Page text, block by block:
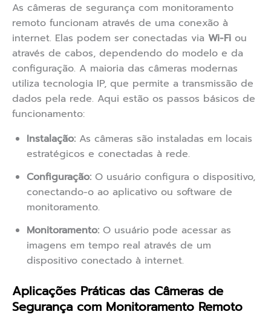
As câmeras de segurança com monitoramento
remoto funcionam através de uma conexão à
internet. Elas podem ser conectadas via Wi-Fi ou
através de cabos, dependendo do modelo e da
configuração. A maioria das câmeras modernas
utiliza tecnologia IP, que permite a transmissão de
dados pela rede. Aqui estão os passos básicos de
funcionamento:
Instalação: As câmeras são instaladas em locais
estratégicos e conectadas à rede.
Configuração: O usuário configura o dispositivo,
conectando-o ao aplicativo ou software de
monitoramento.
Monitoramento: O usuário pode acessar as
imagens em tempo real através de um
dispositivo conectado à internet.
Aplicações Práticas das Câmeras de
Segurança com Monitoramento Remoto